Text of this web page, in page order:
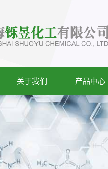
关于我们 产品中心